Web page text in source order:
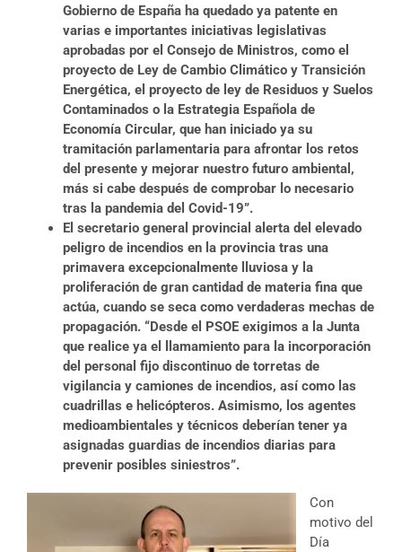
Gobierno de España ha quedado ya patente en
varias e importantes iniciativas legislativas
aprobadas por el Consejo de Ministros, como el
proyecto de Ley de Cambio Climático y Transición
Energética, el proyecto de ley de Residuos y Suelos
Contaminados o la Estrategia Española de
Economía Circular, que han iniciado ya su
tramitación parlamentaria para afrontar los retos
del presente y mejorar nuestro futuro ambiental,
más si cabe después de comprobar lo necesario
tras la pandemia del Covid-19”.
El secretario general provincial alerta del elevado
peligro de incendios en la provincia tras una
primavera excepcionalmente lluviosa y la
proliferación de gran cantidad de materia fina que
actúa, cuando se seca como verdaderas mechas de
propagación. “Desde el PSOE exigimos a la Junta
que realice ya el llamamiento para la incorporación
del personal fijo discontinuo de torretas de
vigilancia y camiones de incendios, así como las
cuadrillas e helicópteros. Asimismo, los agentes
medioambientales y técnicos deberían tener ya
asignadas guardias de incendios diarias para
prevenir posibles siniestros”.
Con
motivo del
Día